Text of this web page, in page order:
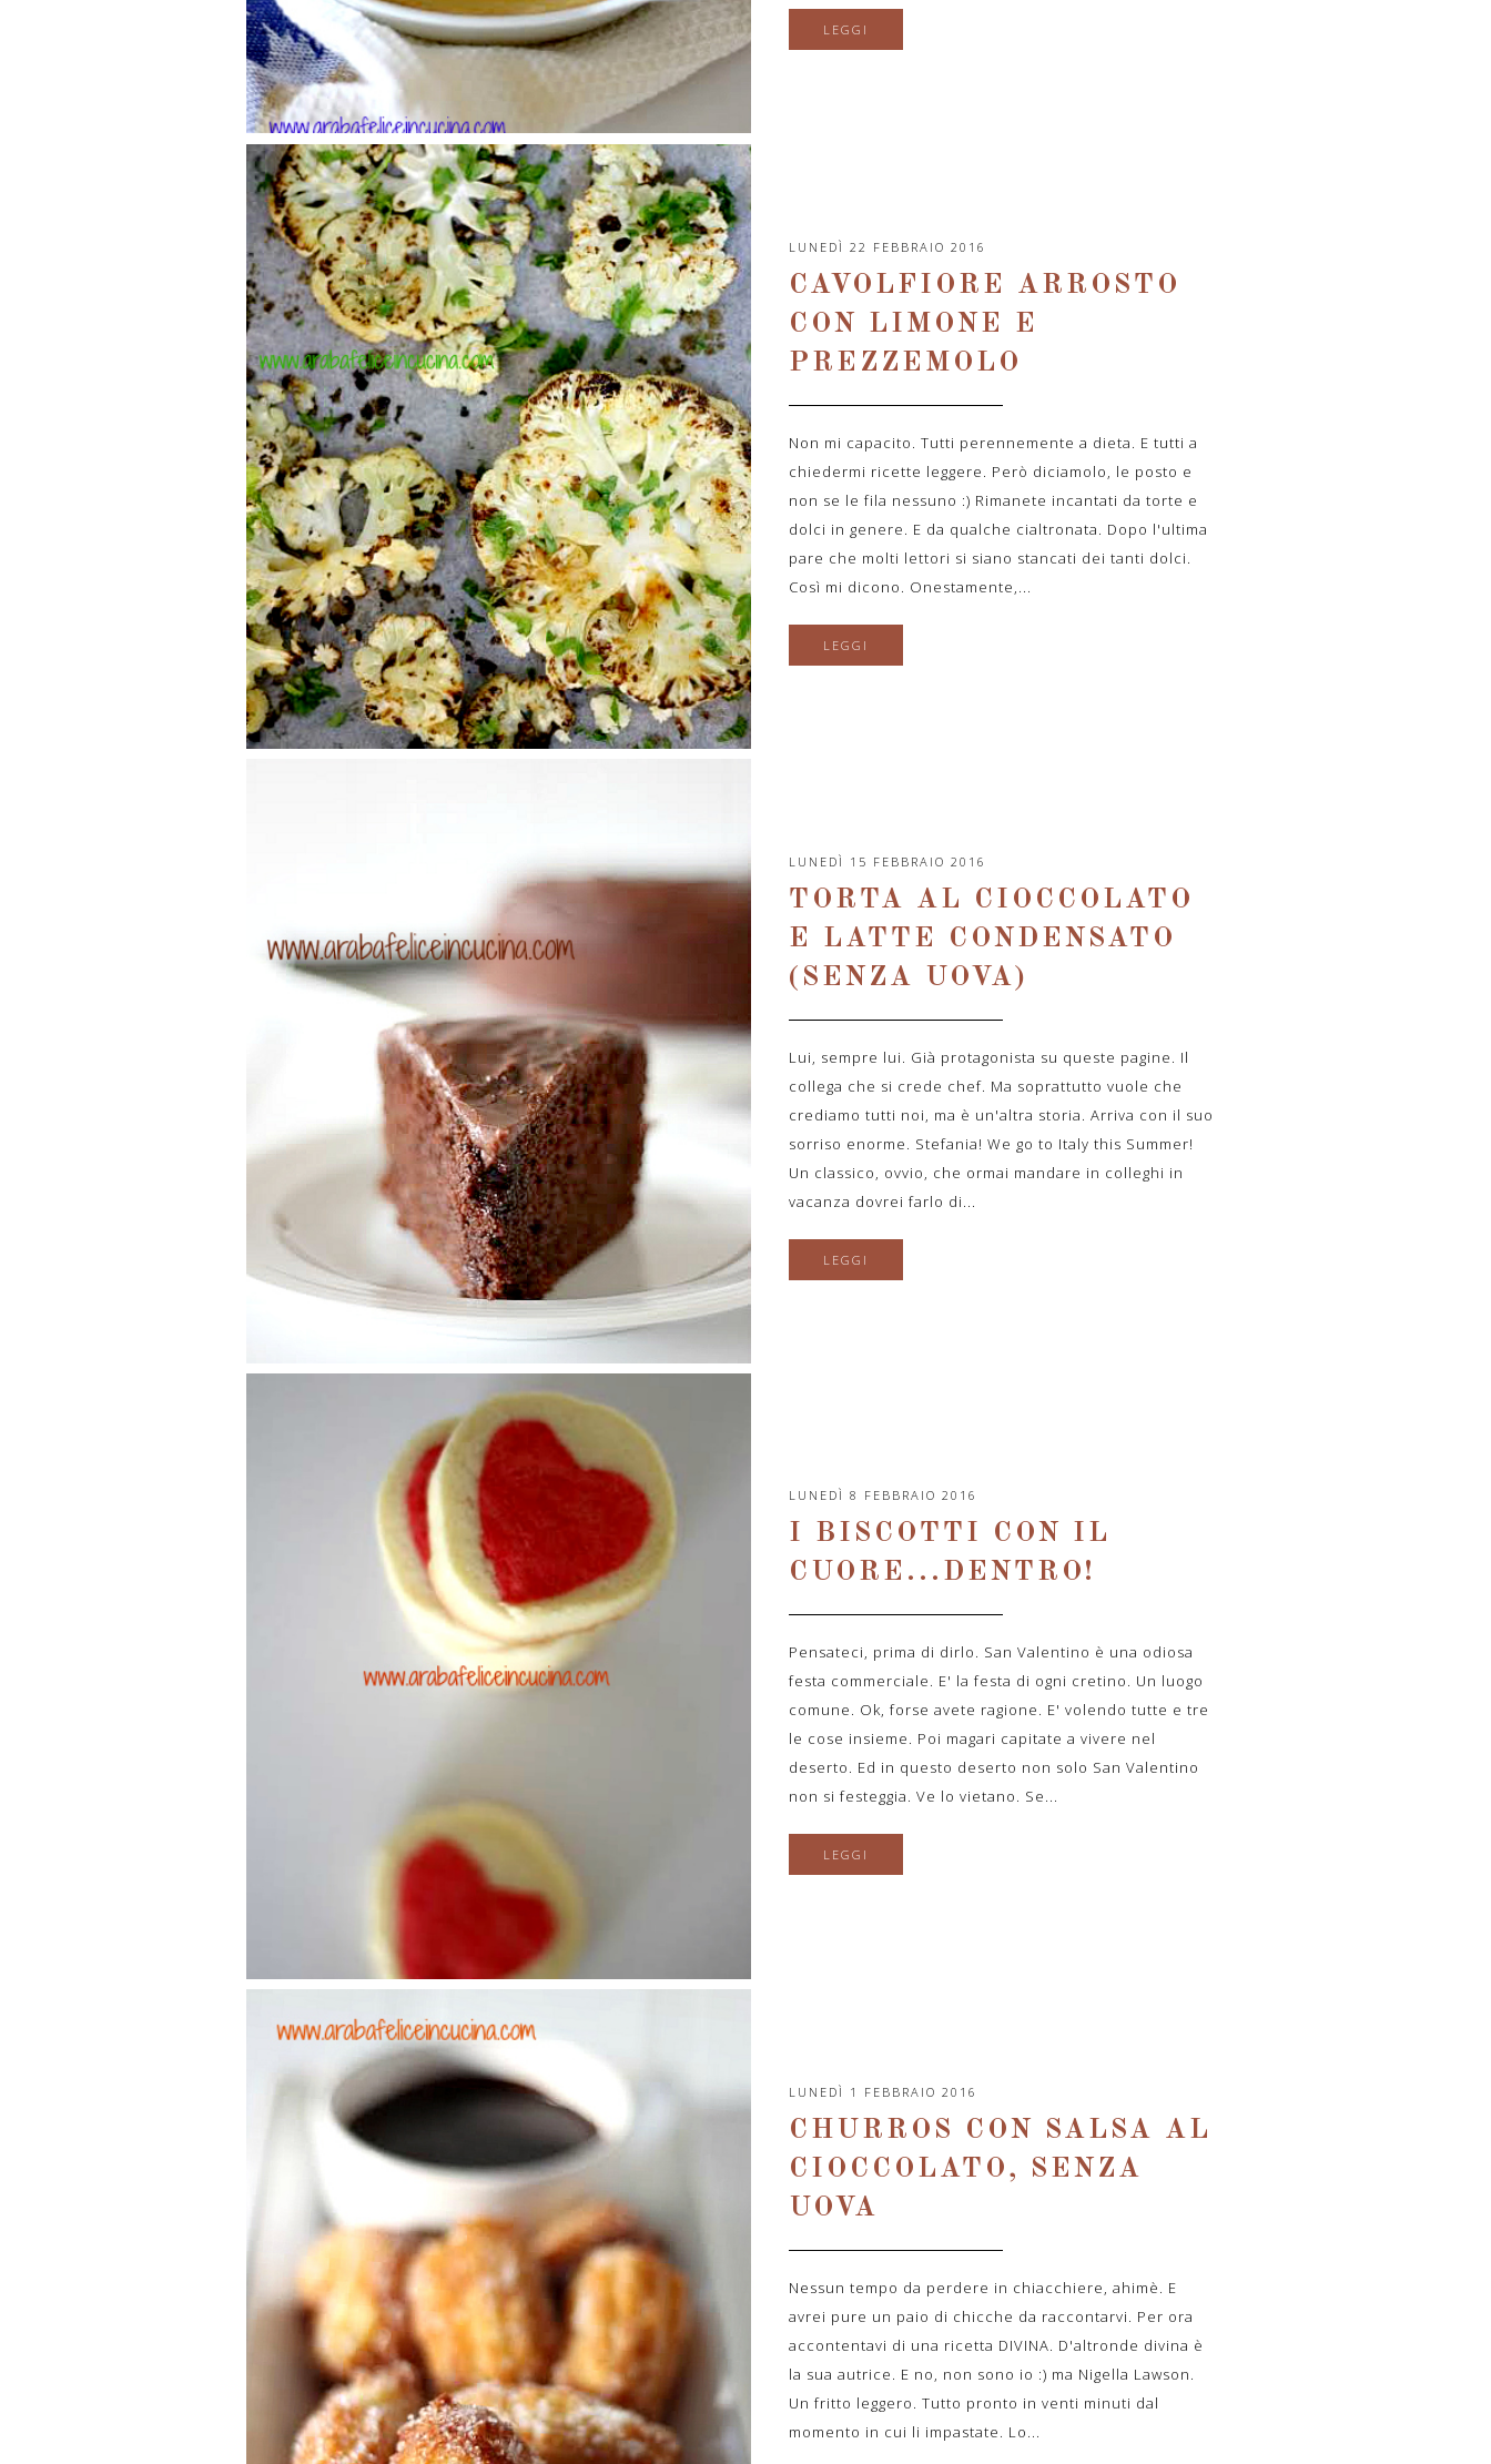
LEGGI
LUNEDÌ 22 FEBBRAIO 2016
CAVOLFIORE ARROSTO
CON LIMONE E
PREZZEMOLO
Non mi capacito. Tutti perennemente a dieta. E tutti a
chiedermi ricette leggere. Però diciamolo, le posto e
non se le fila nessuno :) Rimanete incantati da torte e
dolci in genere. E da qualche cialtronata. Dopo l'ultima
pare che molti lettori si siano stancati dei tanti dolci.
Così mi dicono. Onestamente,...
LEGGI
LUNEDÌ 15 FEBBRAIO 2016
TORTA AL CIOCCOLATO
E LATTE CONDENSATO
(SENZA UOVA)
Lui, sempre lui. Già protagonista su queste pagine. Il
collega che si crede chef. Ma soprattutto vuole che
crediamo tutti noi, ma è un'altra storia. Arriva con il suo
sorriso enorme. Stefania! We go to Italy this Summer!
Un classico, ovvio, che ormai mandare in colleghi in
vacanza dovrei farlo di...
LEGGI
LUNEDÌ 8 FEBBRAIO 2016
I BISCOTTI CON IL
CUORE...DENTRO!
Pensateci, prima di dirlo. San Valentino è una odiosa
festa commerciale. E' la festa di ogni cretino. Un luogo
comune. Ok, forse avete ragione. E' volendo tutte e tre
le cose insieme. Poi magari capitate a vivere nel
deserto. Ed in questo deserto non solo San Valentino
non si festeggia. Ve lo vietano. Se...
LEGGI
LUNEDÌ 1 FEBBRAIO 2016
CHURROS CON SALSA AL
CIOCCOLATO, SENZA
UOVA
Nessun tempo da perdere in chiacchiere, ahimè. E
avrei pure un paio di chicche da raccontarvi. Per ora
accontentavi di una ricetta DIVINA. D'altronde divina è
la sua autrice. E no, non sono io :) ma Nigella Lawson.
Un fritto leggero. Tutto pronto in venti minuti dal
momento in cui li impastate. Lo...